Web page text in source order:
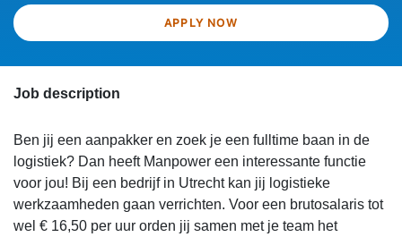
APPLY NOW
Job description
Ben jij een aanpakker en zoek je een fulltime baan in de
logistiek? Dan heeft Manpower een interessante functie
voor jou! Bij een bedrijf in Utrecht kan jij logistieke
werkzaamheden gaan verrichten. Voor een brutosalaris tot
wel € 16,50 per uur orden jij samen met je team het